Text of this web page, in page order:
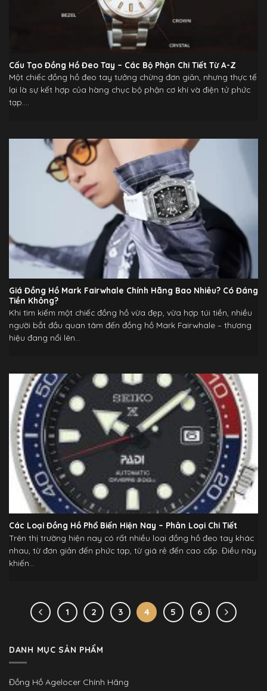
Cấu Tạo Đồng Hồ Đeo Tay – Các Bộ Phận Chi Tiết Từ A-Z
Một chiếc đồng hồ đeo tay tưởng chừng đơn giản, nhưng thực tế
lại là sự kết hợp của hàng chục bộ phận cơ khí và điện tử phức
tạp....
Giá Đồng Hồ Mark Fairwhale Chính Hãng Bao Nhiêu? Có Đáng
Tiền Không?
Khi tìm kiếm một chiếc đồng hồ vừa đẹp, vừa hợp túi tiền, nhiều
người bắt đầu quan tâm đến đồng hồ Mark Fairwhale – thương
hiệu đang nổi lên...
Các Loại Đồng Hồ Phổ Biến Hiện Nay – Phân Loại Chi Tiết
Trên thị trường hiện nay có rất nhiều loại đồng hồ đeo tay khác
nhau, từ đơn giản đến phức tạp, từ giá rẻ đến cao cấp. Điều này
khiến...
1 2 3 4 5 6
DANH MỤC SẢN PHẨM
Đồng Hồ Agelocer Chính Hãng